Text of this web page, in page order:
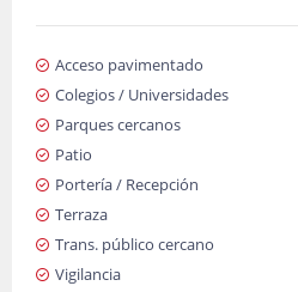
Acceso pavimentado
Colegios / Universidades
Parques cercanos
Patio
Portería / Recepción
Terraza
Trans. público cercano
Vigilancia